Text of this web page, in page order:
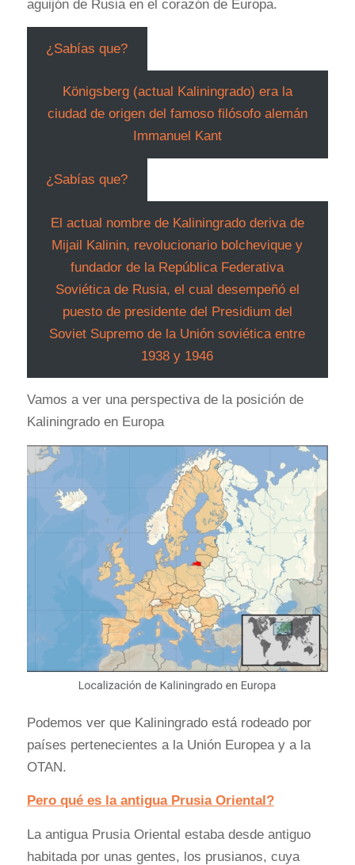
aguijón de Rusia en el corazón de Europa.
¿Sabías que?
Königsberg (actual Kaliningrado) era la
ciudad de origen del famoso filósofo alemán
Immanuel Kant
¿Sabías que?
El actual nombre de Kaliningrado deriva de
Mijail Kalinin, revolucionario bolchevique y
fundador de la República Federativa
Soviética de Rusia, el cual desempeñó el
puesto de presidente del Presidium del
Soviet Supremo de la Unión soviética entre
1938 y 1946
Vamos a ver una perspectiva de la posición de
Kaliningrado en Europa
Podemos ver que Kaliningrado está rodeado por
países pertenecientes a la Unión Europea y a la
OTAN.
Pero qué es la antigua Prusia Oriental?
La antigua Prusia Oriental estaba desde antiguo
habitada por unas gentes, los prusianos, cuya